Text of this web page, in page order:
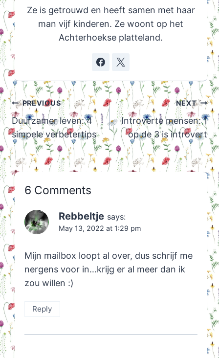
Ze is getrouwd en heeft samen met haar
man vijf kinderen. Ze woont op het
Achterhoekse platteland.
Post
navigation
PREVIOUS
Duurzamer leven: 4
simpele verbetertips
NEXT
Introverte mensen: 1
op de 3 is introvert
6 Comments
Rebbeltje says:
May 13, 2022 at 1:29 pm
Mijn mailbox loopt al over, dus schrijf me
nergens voor in…krijg er al meer dan ik
zou willen :)
Reply